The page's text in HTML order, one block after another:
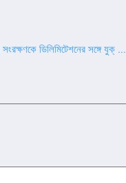
সংরক্ষণকে ডিলিমিটেশনের সঙ্গে যুক্ ...